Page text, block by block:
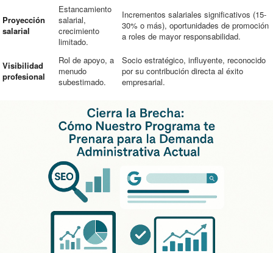
Proyección
salarial
Estancamiento
salarial,
crecimiento
limitado.
Incrementos salariales significativos (15-
30% o más), oportunidades de promoción
a roles de mayor responsabilidad.
Visibilidad
profesional
Rol de apoyo, a
menudo
subestimado.
Socio estratégico, influyente, reconocido
por su contribución directa al éxito
empresarial.